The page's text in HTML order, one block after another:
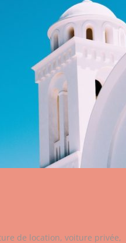
de location, voiture privée,